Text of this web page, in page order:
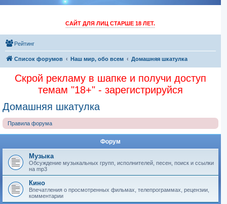
САЙТ ДЛЯ ЛИЦ СТАРШЕ 18 ЛЕТ.
Рейтинг
Список форумов Наш мир, обо всем Домашняя шкатулка
Скрой рекламу в шапке и получи доступ
темам "18+" - зарегистрируйся
Домашняя шкатулка
Правила форума
Форум
Музыка
Обсуждение музыкальных групп, исполнителей, песен, поиск и ссылки
на mp3
Кино
Впечатления о просмотренных фильмах, телепрограммах, рецензии,
комментарии